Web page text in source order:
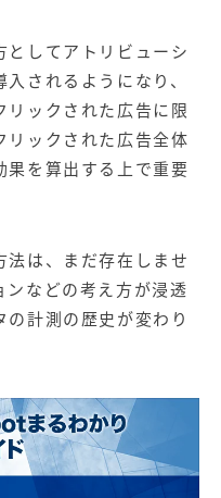
してアトリビューシ
されるようになり、
リックされた広告に限
リックされた広告全体
果を算出する上で重要
は、まだ存在しませ
などの考え方が浸透
計測の歴史が変わり